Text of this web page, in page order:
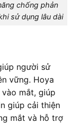
chống phản
sử dụng lâu dài
người sử
vững. Hoya
mắt, giúp
giúp cải thiện
mắt và hỗ trợ